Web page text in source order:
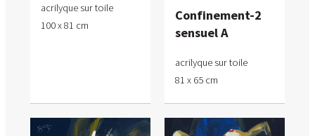
acrilyque sur toile
100 x 81 cm
Confinement-2
sensuel A
acrilyque sur toile
81 x 65 cm